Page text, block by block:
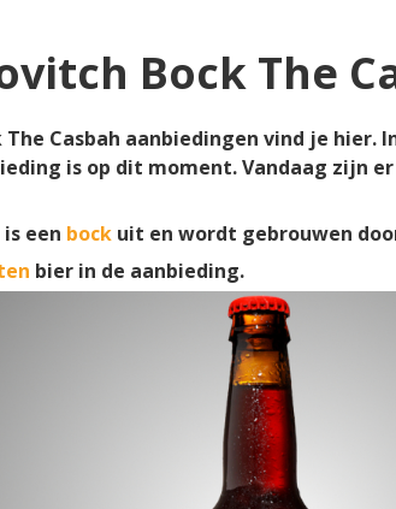
Bock The
Casbah aanbiedingen vind je
is op dit moment. Vandaag zijn er
een bock uit en wordt gebrouwen
bier in de aanbieding.